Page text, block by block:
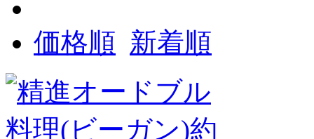
価格順 新着順